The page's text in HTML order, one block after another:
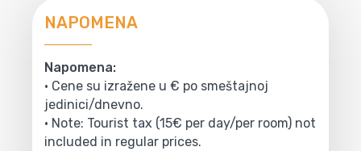
NAPOMENA
Napomena:
• Cene su izražene u € po smeštajnoj
jedinici/dnevno.
• Note: Tourist tax (15€ per day/per room) not
included in regular prices.